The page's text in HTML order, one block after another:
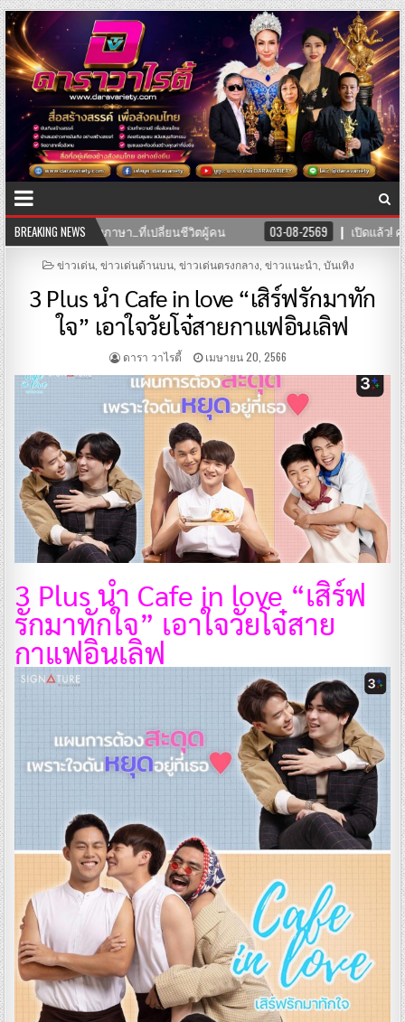
BREAKING NEWS
03-08-2569 เปิดแล้ว! คลินิก TNH แพทย์แผนจีนและแพทย์แผนไทย พร้
POSTED
ข่าวเด่น, ข่าวเด่นด้านบน, ข่าวเด่นตรงกลาง ข่าวแนะนำ บันเทิง
3 Plus นำ Cafe in love “เสิร์ฟรักมาทัก
ใจ” เอาใจวัยโจ๋สายกาแฟอินเลิฟ
ดารา วาไรตี้ เมษายน 20, 2566
3 Plus นำ Cafe in love “เสิร์ฟ
รักมาทักใจ” เอาใจวัยโจ๋สาย
กาแฟอินเลิฟ